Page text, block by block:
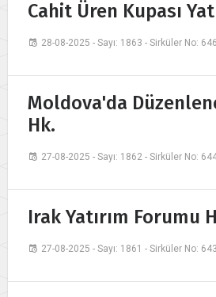
Cahit Üren Kupası Yat
28-08-2025 - Sayı: 1863 - Sirküler No: 646
Moldova'da
Hk.
27-08-2025 - Sayı: 1862 - Sirküler No:
Irak Yatırım Forumu
27-08-2025 - Sayı: 1861 - Sirküler No: 643